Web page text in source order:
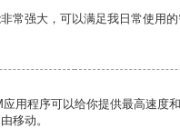
常强大，可以满足我日常使用的
用程序可以给你提供最高速度
移动。